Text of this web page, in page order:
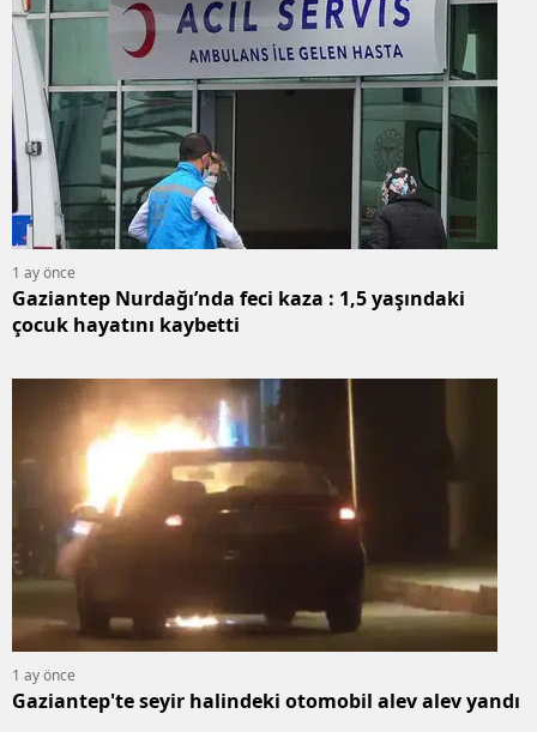
Gümüşhane
Hakkari
Hatay
Isparta
Mersin
Kars
Kırşehir
Kocaeli
Kütahya
1 ay önce
Gaziantep Nurdağı’nda feci kaza : 1,5 yaşındaki
çocuk hayatını kaybetti
1 ay önce
Gaziantep'te seyir halindeki otomobil alev alev yandı